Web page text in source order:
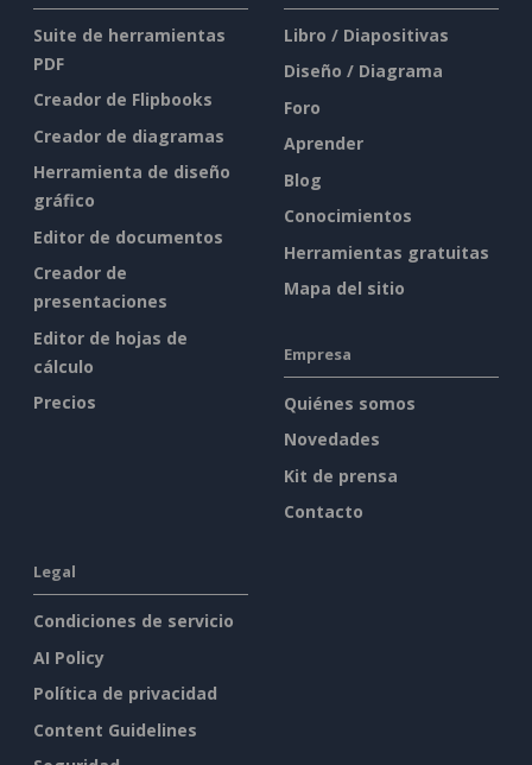
Suite de herramientas
PDF
Creador de Flipbooks
Creador de diagramas
Herramienta de diseño
gráfico
Editor de documentos
Creador de
presentaciones
Editor de hojas de
cálculo
Precios
Libro / Diapositivas
Diseño / Diagrama
Foro
Aprender
Blog
Conocimientos
Herramientas gratuitas
Mapa del sitio
Empresa
Quiénes somos
Novedades
Kit de prensa
Contacto
Legal
Condiciones de servicio
AI Policy
Política de privacidad
Content Guidelines